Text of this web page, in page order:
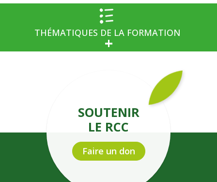
THÉMATIQUES DE LA FORMATION
SOUTENIR
LE RCC
Faire un don